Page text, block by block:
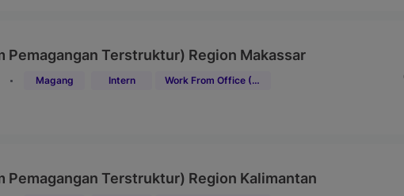
Pemagangan Terstruktur) Region Makassar
Magang Intern
Work From Office (WFO)
Pemagangan Terstruktur) Region Kalimantan